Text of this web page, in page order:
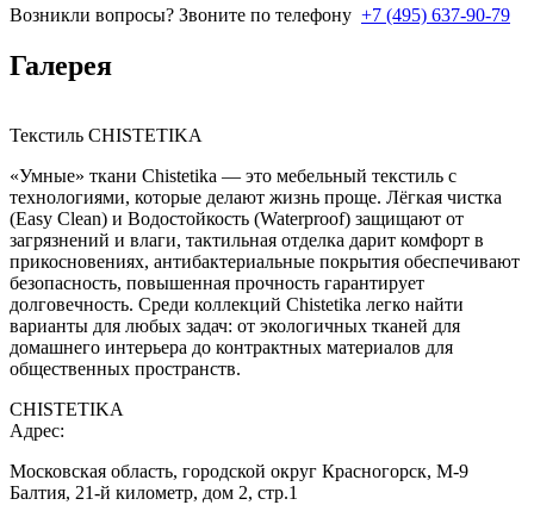
Возникли вопросы? Звоните по телефону +7 (495) 637-90-79
Галерея
Текстиль CHISTETIKA
«Умные» ткани Chistetika — это мебельный текстиль с
технологиями, которые делают жизнь проще. Лёгкая чистка
(Easy Clean) и Водостойкость (Waterproof) защищают от
загрязнений и влаги, тактильная отделка дарит комфорт в
прикосновениях, антибактериальные покрытия обеспечивают
безопасность, повышенная прочность гарантирует
долговечность. Среди коллекций Chistetika легко найти
варианты для любых задач: от экологичных тканей для
домашнего интерьера до контрактных материалов для
общественных пространств.
CHISTETIKA
Адрес:
Московская область, городской округ Красногорск, М-9
Балтия, 21-й километр, дом 2, стр.1